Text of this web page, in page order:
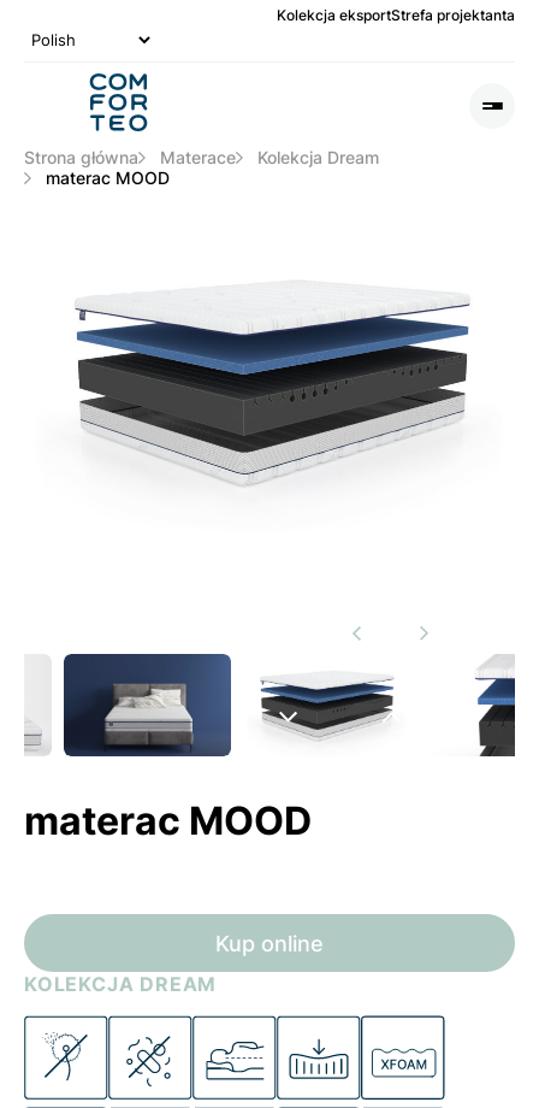
Kolekcja eksportStrefa projektanta
Strona główna Materace
Kolekcja Dream
materac MOOD
PoprzedniNastępny
Następny
slide
KOLEKCJA DREAM
materac MOOD
Kup online